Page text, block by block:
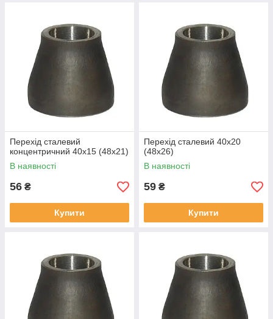
Перехід сталевий
концентричний 40х15 (48х21)
В наявності
56 ₴
Купити
Перехід сталевий 40х20
(48х26)
В наявності
59 ₴
Купити